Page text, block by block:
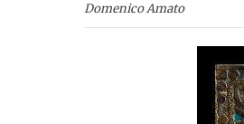
Domenico Amato